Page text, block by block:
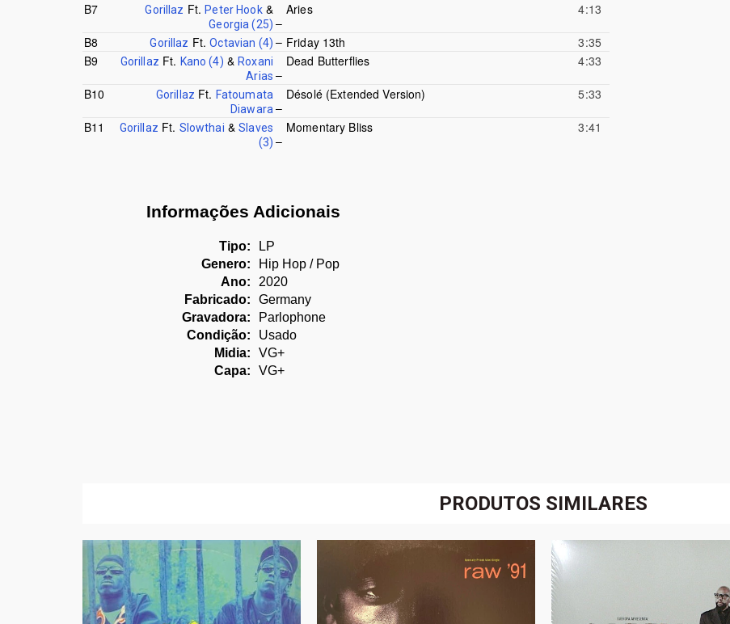
B7
Gorillaz Ft.Peter Hook&
Georgia (25) –
Aries 4:13
B8 Gorillaz Ft.Octavian (4) – Friday 13th
3:35
B9
Gorillaz Ft. Kano (4) &Roxani
Arias –
Dead Butterflies 4:33
B10 Gorillaz Ft. Fatoumata
Diawara–
Désolé (Extended Version) 5:33
B11 Gorillaz Ft. Slowthai &Slaves
(3) –
Momentary Bliss 3:41
Informações Adicionais
Tipo:
LP
Genero:
Hip Hop / Pop
Ano:
2020
Fabricado:
Germany
Gravadora:
Parlophone
Condição:
Usado
Midia:
VG+
Capa:
VG+
PRODUTOS SIMILARES